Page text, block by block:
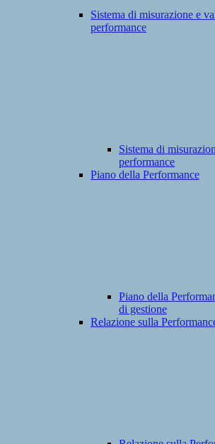
Sistema di misurazione e
performance
Sistema di
performance
Piano della Performance
Piano della
di gestione
Relazione sulla